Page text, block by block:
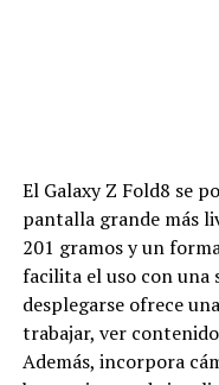
El Galaxy Z Fold8 se
pantalla grande más
201 gramos y un
facilita el uso con una
desplegarse ofrece
trabajar, ver
Además, incorpora